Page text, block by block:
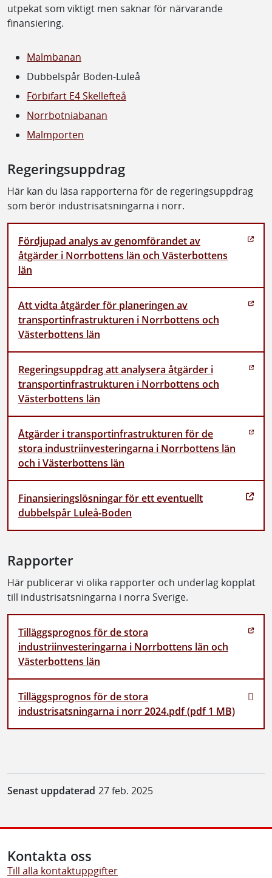
utpekat som viktigt men saknar för närvarande
finansiering.
Malmbanan
Dubbelspår Boden-Luleå
Förbifart E4 Skellefteå
Norrbotniabanan
Malmporten
Regeringsuppdrag
Här kan du läsa rapporterna för de regeringsuppdrag
som berör industrisatsningarna i norr.
Fördjupad analys av genomförandet av
åtgärder i Norrbottens län och Västerbottens
län
Att vidta åtgärder för planeringen av
transportinfrastrukturen i Norrbottens och
Västerbottens län
Regeringsuppdrag att analysera åtgärder i
transportinfrastrukturen i Norrbottens och
Västerbottens län
Åtgärder i transportinfrastrukturen för de
stora industriinvesteringarna i Norrbottens län
och i Västerbottens län
Finansieringslösningar för ett eventuellt
dubbelspår Luleå-Boden
Rapporter
Här publicerar vi olika rapporter och underlag kopplat
till industrisatsningarna i norra Sverige.
Tilläggsprognos för de stora
industriinvesteringarna i Norrbottens län och
Västerbottens län
Tilläggsprognos för de stora
industrisatsningarna i norr 2024.pdf (pdf 1 MB)
Senast uppdaterad 27 feb. 2025
Kontakta oss
Till alla kontaktuppgifter